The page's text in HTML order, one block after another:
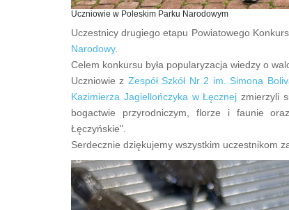
Uczniowie w Poleskim Parku Narodowym
Uczestnicy drugiego etapu Powiatowego
Narodowy.
Celem konkursu była popularyzacja wiedzy o
Uczniowie z Zespół Szkół Nr 2 im. Simona
Kazimierza Jagiellończyka w Łęcznej zmierzyli
bogactwie przyrodniczym, florze i faunie
Łęczyńskie".
Serdecznie dziękujemy wszystkim uczestnikom